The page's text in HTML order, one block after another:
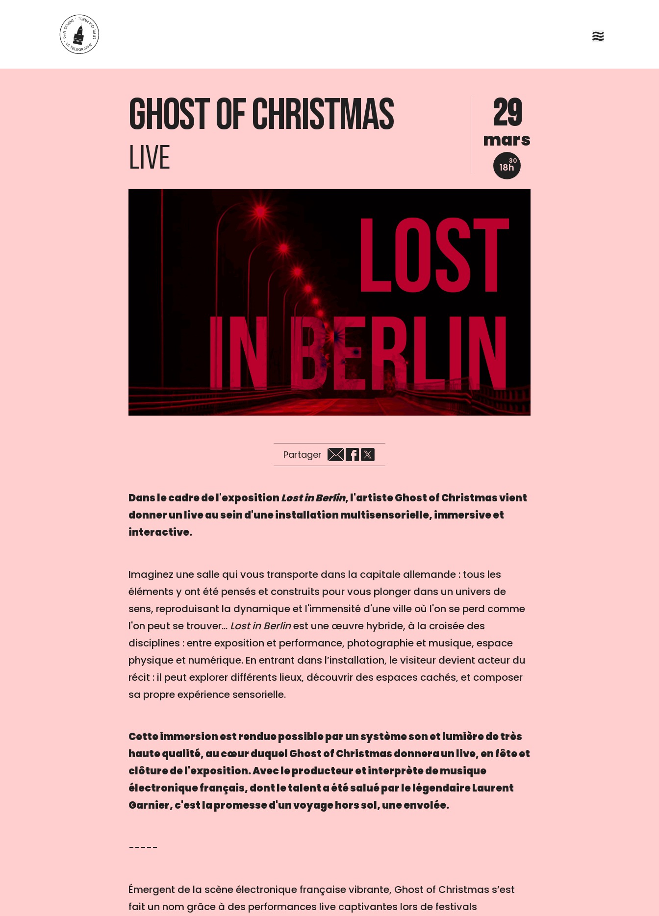
Ghost of Christmas
LIVE
29
mars
18h
30
Partager
Dans le cadre de l'expositionLost in Berlin, l'artiste Ghost of Christmas vient
donner un live au sein d'une installationmultisensorielle, immersive et
interactive.
Imaginez une salle qui vous transporte dans la capitale allemande : tous les
éléments y ont été pensés et construits pour vous plonger dans un univers de
sens, reproduisant la dynamique et l'immensité d'une ville où l'on se perd comme
l'on peut se trouver... Lost in Berlinest une œuvre hybride, à la croisée des
disciplines : entre exposition et performance, photographie et musique, espace
physique et numérique. En entrant dans l’installation, le visiteur devient acteur du
récit : il peut explorer différents lieux, découvrir des espaces cachés, et composer
sa propre expérience sensorielle.
Cette immersion est rendue possible par un système son et lumière de très
haute qualité, au cœur duquel Ghost of Christmas donnera un live, en fête et
clôture de l'exposition. Avec le producteur et interprète de musique
électronique français, dont le talent a été salué par le légendaire Laurent
Garnier, c'est la promesse d'un voyage hors sol, une envolée.
-----
Émergent de la scène électronique française vibrante, Ghost of Christmas s’est
fait un nom grâce à des performances live captivantes lors de festivals